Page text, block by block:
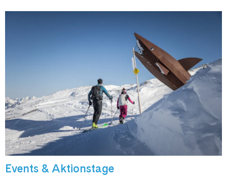
Events & Aktionstage